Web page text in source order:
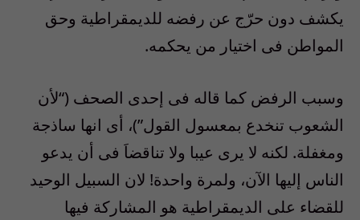
يكشف دون حرّج عن رفضه للديمقراطية وحق
المواطن فى اختيار من يحكمه.
وسبب الرفض كما قاله فى إحدى الصحف (“لأن
الشعوب تنخدع بمعسول القول”)، أى انها ساذجة
ومغفلة. لكنه لا يرى عيبا ولا تناقضاَ فى أن يدعو
الناس إليها الآن، ولمرة واحدة! لان السبيل الوحيد
للقضاء على الديمقراطية هو المشاركة فيها